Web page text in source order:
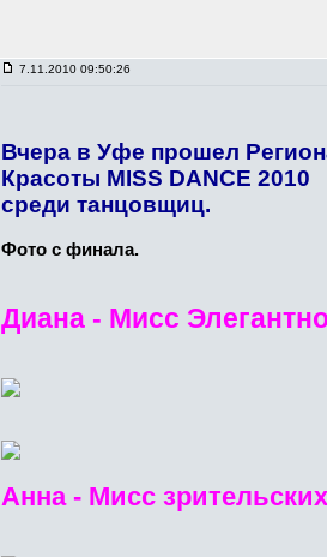
7.11.2010 09:50:26
Вчера в Уфе прошел
Красоты MISS DANCE 2010
среди танцовщиц.
Фото с финала.
Диана - Мисс
Анна - Мисс